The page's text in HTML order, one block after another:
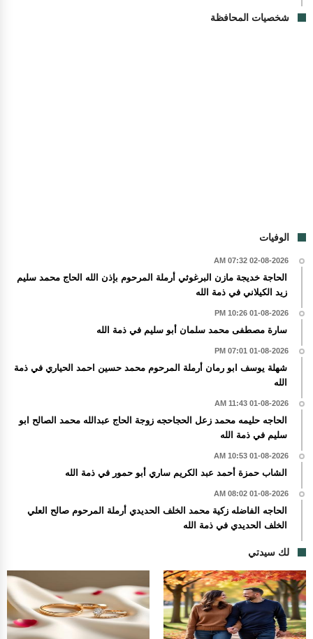
شخصيات المحافظة
الوفيات
02-08-2026 07:32 AM
الحاجة خديجة مازن البرغوثي أرملة المرحوم بإذن الله الحاج محمد سليم
زيد الكيلاني في ذمة الله
01-08-2026 10:26 PM
سارة مصطفى محمد سلمان أبو سليم في ذمة الله
01-08-2026 07:01 PM
شهلة يوسف ابو رمان أرملة المرحوم محمد حسين احمد الحياري في ذمة
الله
01-08-2026 11:43 AM
الحاجه حليمه محمد زعل الحجاحجه زوجة الحاج عبدالله محمد الصالح ابو
سليم في ذمة الله
01-08-2026 10:53 AM
الشاب حمزة أحمد عبد الكريم ساري أبو حمور في ذمة الله
01-08-2026 08:02 AM
الحاجه الفاضله زكية محمد الخلف الحديدي أرملة المرحوم صالح العلي
الخلف الحديدي في ذمة الله
لك سيدتي